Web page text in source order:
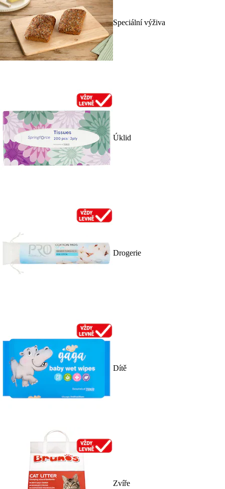
Speciální výživa
Úklid
Drogerie
Dítě
Zvíře